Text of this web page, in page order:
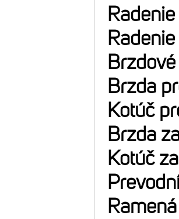
Brzda
Kotúč
Brzda
Kotúč